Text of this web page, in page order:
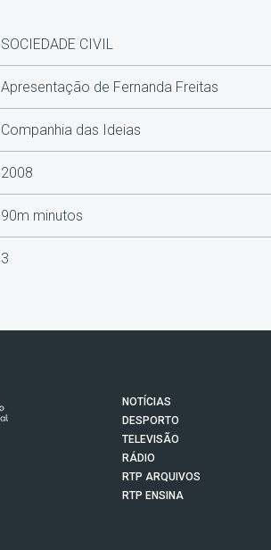
SOCIEDADE CIVIL
Apresentação de Fernanda Freitas
Companhia das Ideias
2008
90m minutos
3
NOTÍCIAS
DESPORTO
TELEVISÃO
RÁDIO
RTP ARQUIVOS
RTP ENSINA